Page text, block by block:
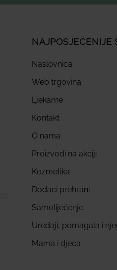
NAJPOSJEĆENIJE
Naslovnica
Web trgovina
Ljekarne
Kontakt
O nama
Proizvodi na akciji
Kozmetika
Dodaci prehrani
Samoliječenje
Uređaji, pomagala i
Mama i djeca